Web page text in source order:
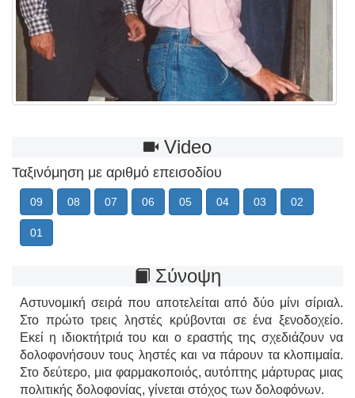
Video
Ταξινόμηση με αριθμό επεισοδίου
09 08 07 06 05 04 03 02
01
Σύνοψη
Αστυνομική σειρά που αποτελείται από δύο μίνι σίριαλ.
Στο πρώτο τρεις ληστές κρύβονται σε ένα ξενοδοχείο.
Εκεί η ιδιοκτήτριά του και ο εραστής της σχεδιάζουν να
δολοφονήσουν τους ληστές και να πάρουν τα κλοπιμαία.
Στο δεύτερο, μια φαρμακοποιός, αυτόπτης μάρτυρας μιας
πολιτικής δολοφονίας, γίνεται στόχος των δολοφόνων.